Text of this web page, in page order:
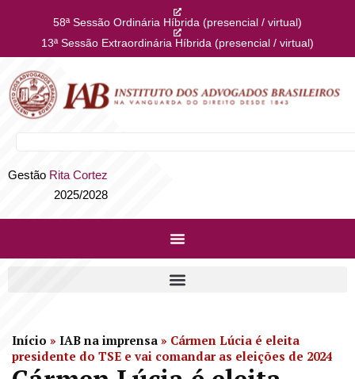
58ª Sessão Ordinária Híbrida (presencial / virtual)
13ª Sessão Extraordinária Híbrida (presencial / virtual)
Gestão Rita Cortez
2025/2028
Início » IAB na imprensa » Cármen Lúcia é eleita
presidente do TSE e vai comandar as eleições de 2024